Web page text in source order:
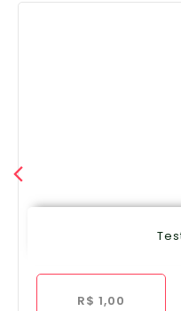
R$ 1,00